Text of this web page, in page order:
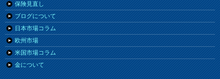
保険見直し
ブログについて
日本市場コラム
欧州市場
米国市場コラム
金について